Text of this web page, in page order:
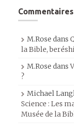
Commentaires
M.Rose dans
la Bible,
M.Rose dans
?
Michael
Science : Les
Musée de la